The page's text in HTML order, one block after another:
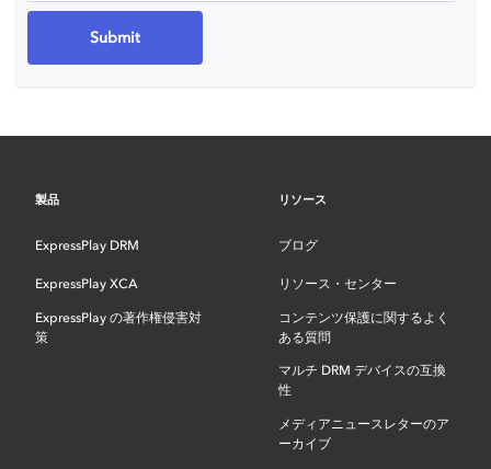
製品
ExpressPlay DRM
ExpressPlay XCA
ExpressPlay の著作権侵害対
策
リソース
ブログ
リソース・センター
コンテンツ保護に関するよく
ある質問
マルチ DRM デバイスの互換
性
メディアニュースレターのア
ーカイブ